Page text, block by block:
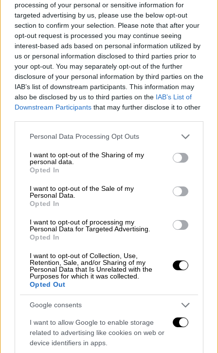
processing of your personal or sensitive information for
targeted advertising by us, please use the below opt-out
section to confirm your selection. Please note that after your
opt-out request is processed you may continue seeing
interest-based ads based on personal information utilized by
us or personal information disclosed to third parties prior to
your opt-out. You may separately opt-out of the further
disclosure of your personal information by third parties on the
IAB’s list of downstream participants. This information may
also be disclosed by us to third parties on the IAB’s List of
Downstream Participants that may further disclose it to other
Please note that this website/app uses one or more Google
not limited to your visit or usage behaviour. You may click to
grant or deny consent to Google and its third-party tags to
use your data for below specified purposes in below Google
consent section.
Personal Data Processing Opt Outs
I want to opt-out of the Sharing of my
personal data.
Opted In
I want to opt-out of the Sale of my
Personal Data.
Opted In
I want to opt-out of processing my
Personal Data for Targeted Advertising.
Opted In
I want to opt-out of Collection, Use,
Retention, Sale, and/or Sharing of my
Personal Data that Is Unrelated with the
Purposes for which it was collected.
Opted Out
Google consents
I want to allow Google to enable storage
related to advertising like cookies on web or
device identifiers in apps.
Τηλεόραση|06.07.2021 11:36
Μαριαλένα Ρουμελιώτη: «Είμαι πολύ
στεναχωρημένη για ό,τι έχω
δημιουργήσει στον Γιώργο Λιβάνη»
Η Μαριαλένα Ρουμελιώτη μιλά για τον
Γιώργο Λιβάνη, τον Σάκη Κατσούλη και τις
εξηγήσεις που αισθάνεται ότι πρέπει να
δώσει μετά το Survivor